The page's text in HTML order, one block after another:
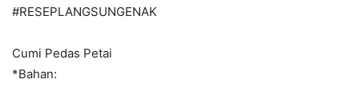
#RESEPLANGSUNGENAK
Cumi Pedas Petai
*Bahan: